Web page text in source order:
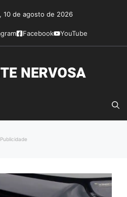
10 de agosto de 2026
Facebook YouTube
Publicidade